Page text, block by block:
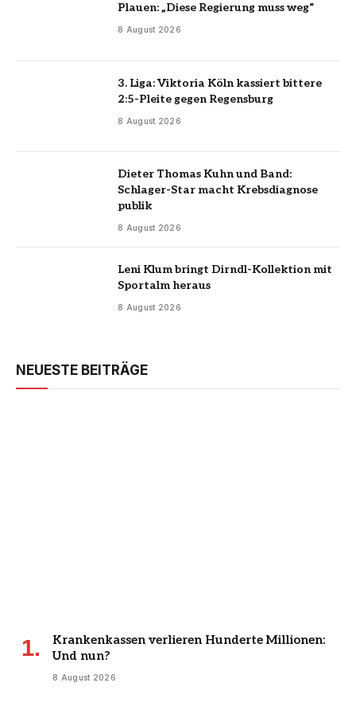
Plauen: „Diese Regierung muss weg“
8 August 2026
3. Liga: Viktoria Köln kassiert bittere
2:5-Pleite gegen Regensburg
8 August 2026
Dieter Thomas Kuhn und Band:
Schlager-Star macht Krebsdiagnose
publik
8 August 2026
Leni Klum bringt Dirndl-Kollektion mit
Sportalm heraus
8 August 2026
NEUESTE BEITRÄGE
Krankenkassen verlieren Hunderte Millionen:
Und nun?
8 August 2026